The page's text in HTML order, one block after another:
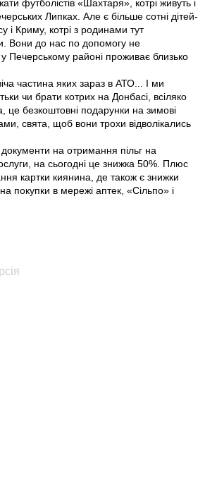
футболістів «Шахтаря», котрі живуть і
Липках. Але є більше сотні дітей-
і Криму, котрі з родинами тут
Вони до нас по допомогу не
Печерському районі проживає близько
частина яких зараз в АТО... І ми
чи брати котрих на Донбасі, всіляко
це безкоштовні подарунки на зимові
свята, щоб вони трохи відволікались
на отримання пільг на
на сьогодні це знижка 50%. Плюс
картки киянина, де також є знижки
покупки в мережі аптек, «Сільпо» і